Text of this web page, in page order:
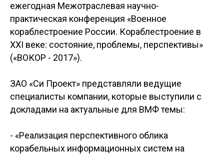
ежегодная Межотраслевая научно-
практическая конференция «Военное
кораблестроение России. Кораблестроение в
ХХI веке: состояние, проблемы, перспективы»
(«ВОКОР - 2017»).
ЗАО «Си Проект» представляли ведущие
специалисты компании, которые выступили с
докладами на актуальные для ВМФ темы:
- «Реализация перспективного облика
корабельных информационных систем на